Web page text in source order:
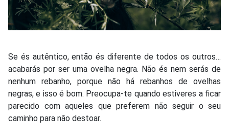
Se és autêntico, então és diferente de todos os outros…
acabarás por ser uma ovelha negra. Não és nem serás de
nenhum rebanho, porque não há rebanhos de ovelhas
negras, e isso é bom. Preocupa-te quando estiveres a ficar
parecido com aqueles que preferem não seguir o seu
caminho para não destoar.